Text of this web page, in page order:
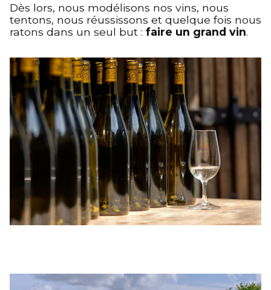
Dès lors, nous modélisons nos vins, nous
tentons, nous réussissons et quelque fois nous
ratons dans un seul but : faire un grand vin.